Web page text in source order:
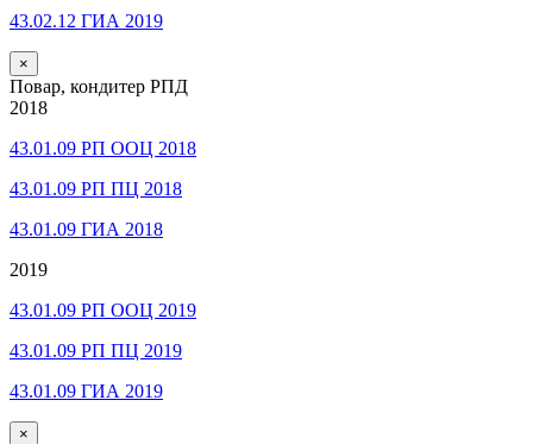
43.02.12 ГИА 2019
×
Повар, кондитер РПД
2018
43.01.09 РП ООЦ 2018
43.01.09 РП ПЦ 2018
43.01.09 ГИА 2018
2019
43.01.09 РП ООЦ 2019
43.01.09 РП ПЦ 2019
43.01.09 ГИА 2019
×